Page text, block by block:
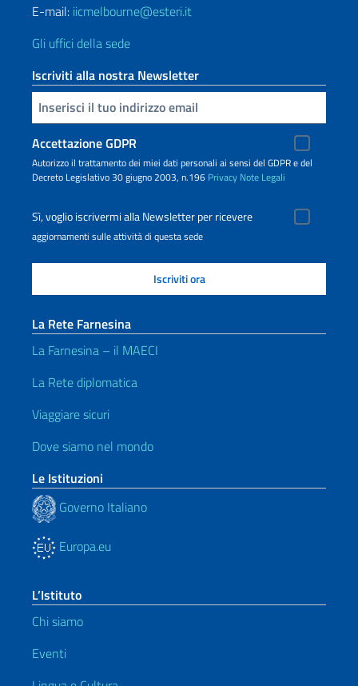
E-mail: iicmelbourne@esteri.it
Gli uffici della sede
Iscriviti alla nostra Newsletter
Inserisci la tua email
Accettazione GDPR
Autorizzo il trattamento dei miei dati personali ai sensi del GDPR e del
Decreto Legislativo 30 giugno 2003, n.196 Privacy Note Legali
Sì, voglio iscrivermi alla Newsletter per ricevere
aggiornamenti sulle attività di questa sede
La Rete Farnesina
La Farnesina – il MAECI
La Rete diplomatica
Viaggiare sicuri
Dove siamo nel mondo
Le Istituzioni
Governo Italiano
Europa.eu
L’Istituto
Chi siamo
Eventi